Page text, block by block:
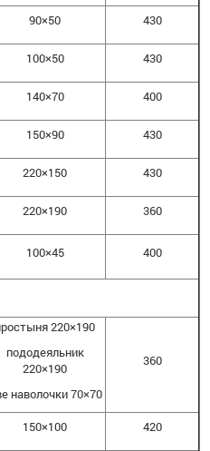
90×50 430
100×50 430
140×70 400
150×90 430
220×150 430
220×190 360
100×45 400
220×190
пододеяльник
220×190
наволочки70×70
360
150×100 420